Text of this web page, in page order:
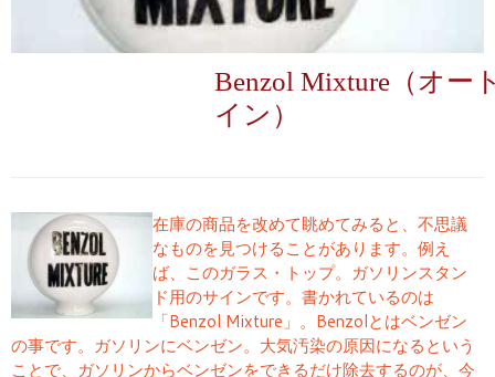
Benzol Mixture（オー
イン）
在庫の商品を改めて眺めてみると、不思議
なものを見つけることがあります。例え
ば、このガラス・トップ。ガソリンスタン
ド用のサインです。書かれているのは
「Benzol Mixture」。Benzolとはベンゼン
の事です。ガソリンにベンゼン。大気汚染の原因になるという
ことで、ガソリンからベンゼンをできるだけ除去するのが、今